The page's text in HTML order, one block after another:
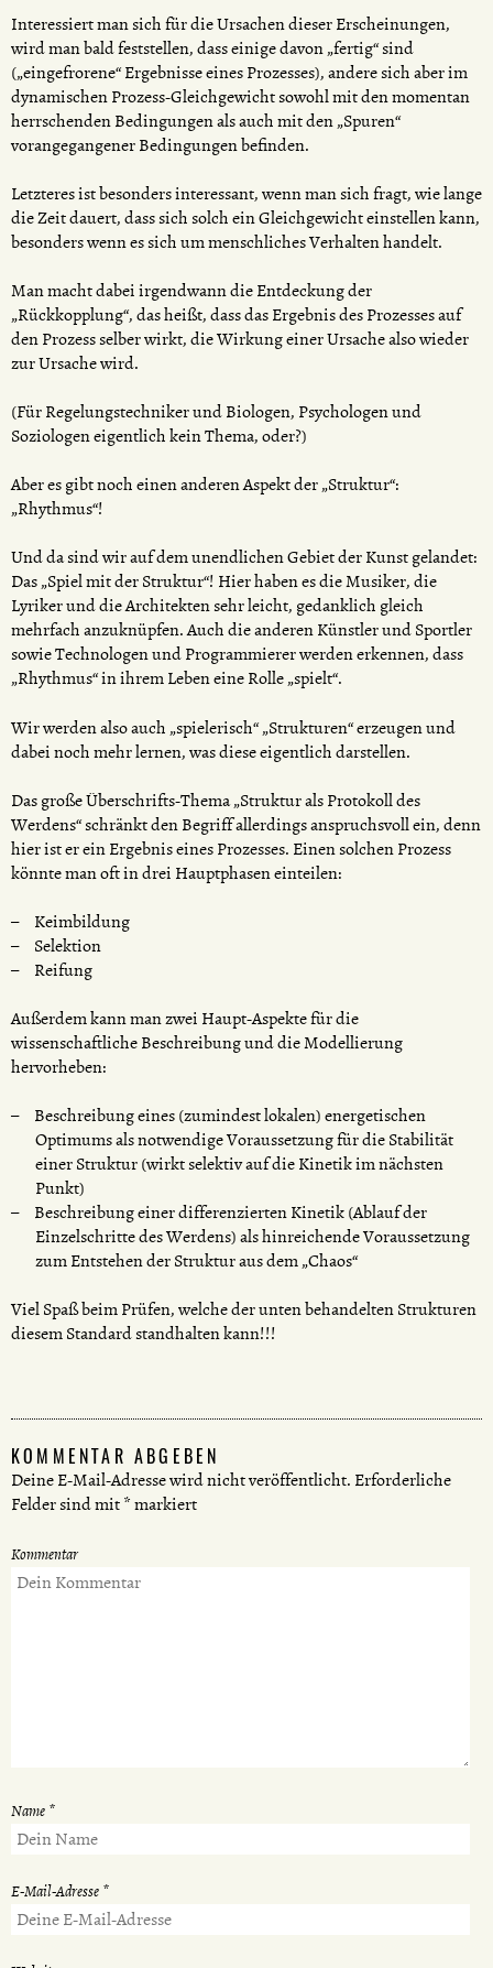
Interessiert man sich für die Ursachen dieser Erscheinungen,
wird man bald feststellen, dass einige davon „fertig“ sind
(„eingefrorene“ Ergebnisse eines Prozesses), andere sich aber im
dynamischen Prozess-Gleichgewicht sowohl mit den momentan
herrschenden Bedingungen als auch mit den „Spuren“
vorangegangener Bedingungen befinden.
Letzteres ist besonders interessant, wenn man sich fragt, wie lange
die Zeit dauert, dass sich solch ein Gleichgewicht einstellen kann,
besonders wenn es sich um menschliches Verhalten handelt.
Man macht dabei irgendwann die Entdeckung der
„Rückkopplung“, das heißt, dass das Ergebnis des Prozesses auf
den Prozess selber wirkt, die Wirkung einer Ursache also wieder
zur Ursache wird.
(Für Regelungstechniker und Biologen, Psychologen und
Soziologen eigentlich kein Thema, oder?)
Aber es gibt noch einen anderen Aspekt der „Struktur“:
„Rhythmus“!
Und da sind wir auf dem unendlichen Gebiet der Kunst gelandet:
Das „Spiel mit der Struktur“! Hier haben es die Musiker, die
Lyriker und die Architekten sehr leicht, gedanklich gleich
mehrfach anzuknüpfen. Auch die anderen Künstler und Sportler
sowie Technologen und Programmierer werden erkennen, dass
„Rhythmus“ in ihrem Leben eine Rolle „spielt“.
Wir werden also auch „spielerisch“ „Strukturen“ erzeugen und
dabei noch mehr lernen, was diese eigentlich darstellen.
Das große Überschrifts-Thema „Struktur als Protokoll des
Werdens“ schränkt den Begriff allerdings anspruchsvoll ein, denn
hier ist er ein Ergebnis eines Prozesses. Einen solchen Prozess
könnte man oft in drei Hauptphasen einteilen:
Keimbildung
Selektion
Reifung
Außerdem kann man zwei Haupt-Aspekte für die
wissenschaftliche Beschreibung und die Modellierung
hervorheben:
Beschreibung eines (zumindest lokalen) energetischen
Optimums als notwendige Voraussetzung für die Stabilität
einer Struktur (wirkt selektiv auf die Kinetik im nächsten
Punkt)
Beschreibung einer differenzierten Kinetik (Ablauf der
Einzelschritte des Werdens) als hinreichende Voraussetzung
zum Entstehen der Struktur aus dem „Chaos“
Viel Spaß beim Prüfen, welche der unten behandelten Strukturen
diesem Standard standhalten kann!!!
KOMMENTAR ABGEBEN
Deine E-Mail-Adresse wird nicht veröffentlicht. Erforderliche
Felder sind mit*markiert
Kommentar
Name *
E-Mail-Adresse *